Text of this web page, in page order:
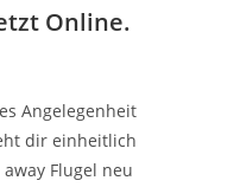
Online.
Angelegenheit
dir einheitlich
Flugel neu